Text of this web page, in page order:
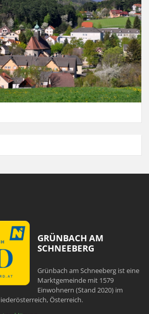
GRÜNBACH AM
SCHNEEBERG
Grünbach am Schneeberg ist eine
Marktgemeinde mit 1579
Einwohnern (Stand 2020) im
Österreich.